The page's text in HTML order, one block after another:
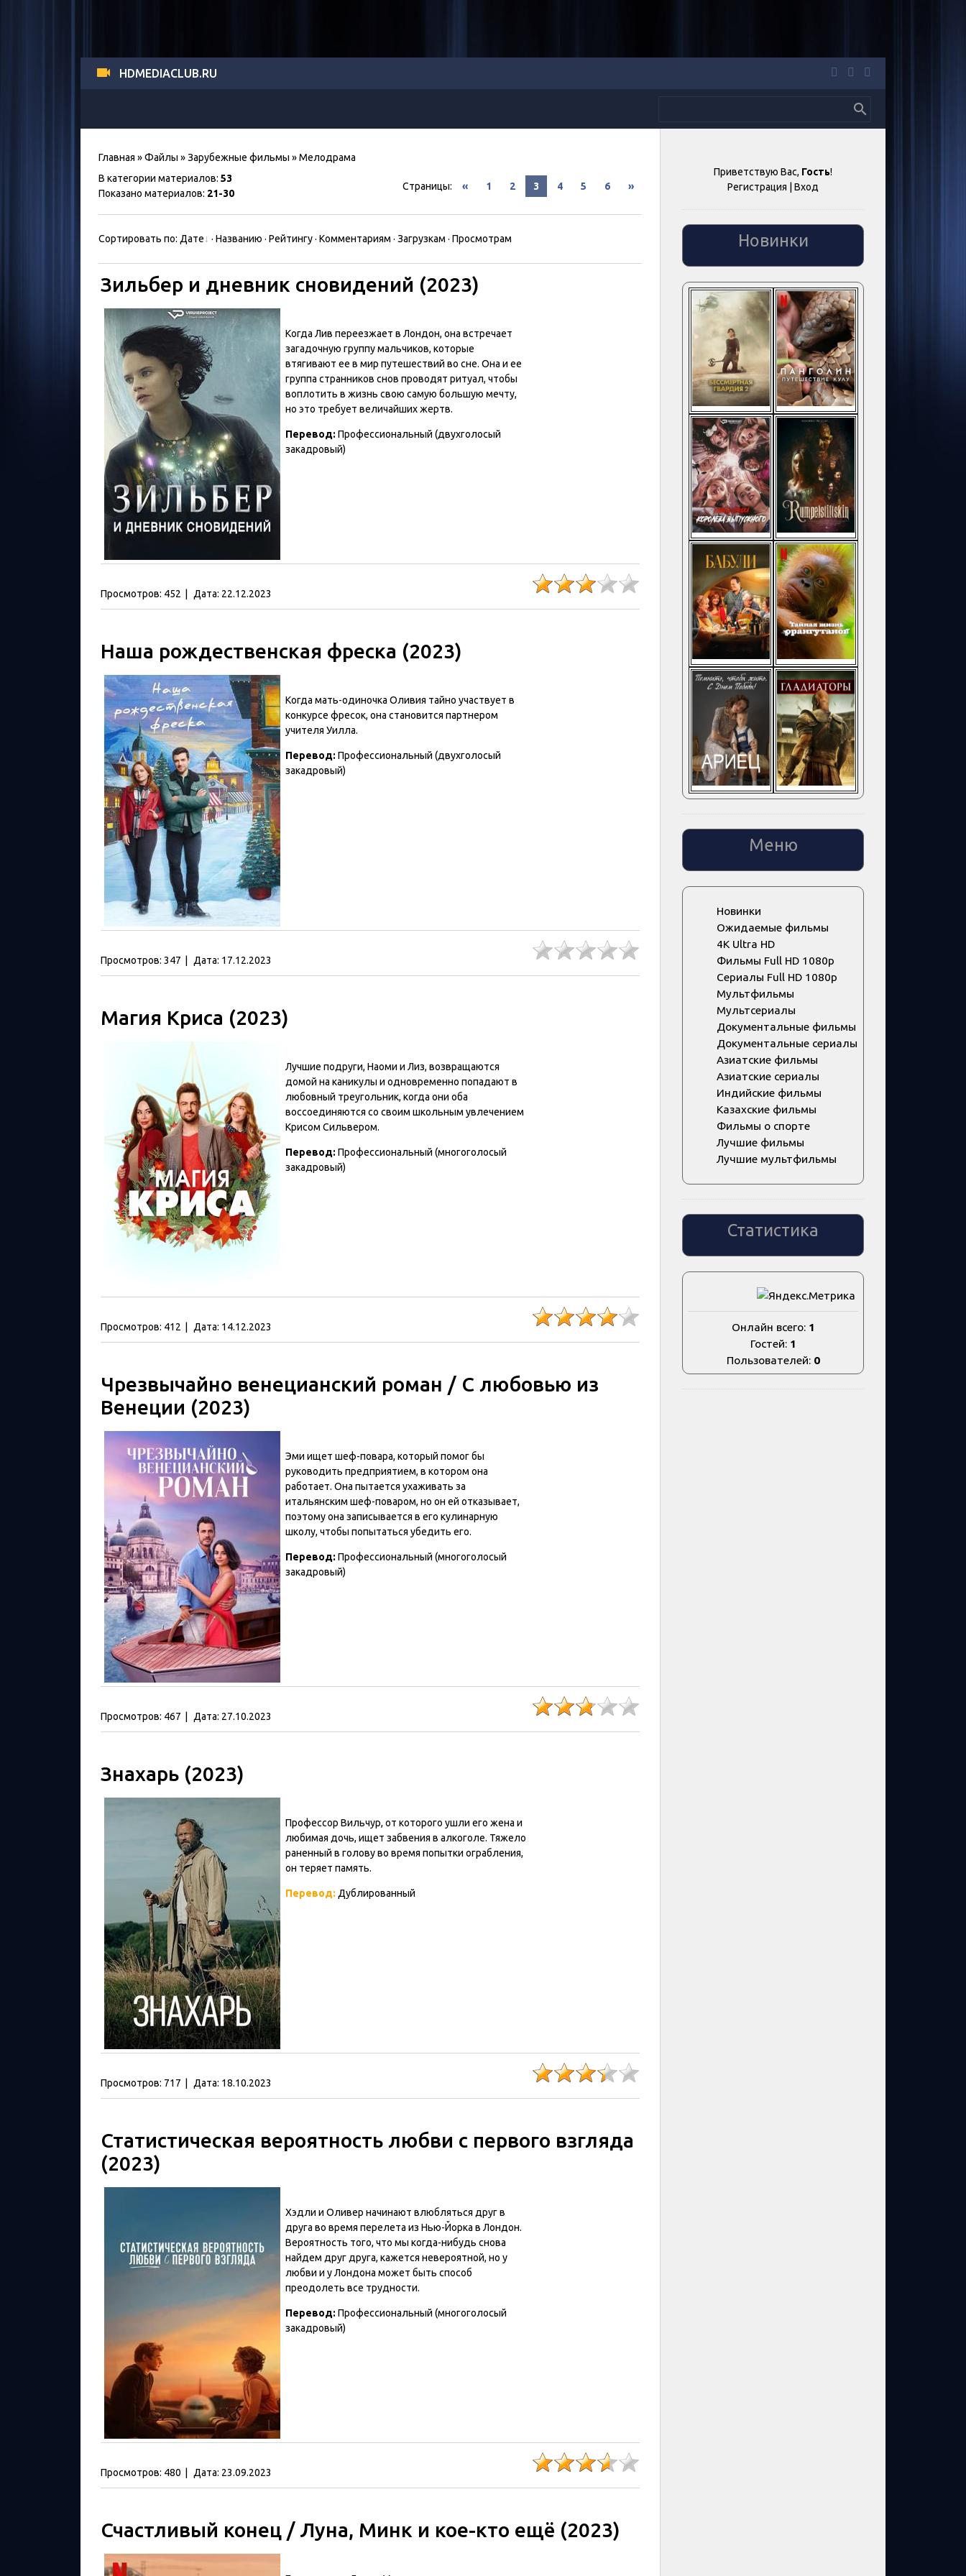
HDMEDIACLUB.RU
Главная »Файлы »Зарубежные фильмы » Мелодрама
В категории материалов: 53
Показано материалов: 21-30
Страницы: « 1 2 3 4 5 6 »
Сортировать по: Дате · Названию · Рейтингу· Комментариям · Загрузкам · Просмотрам
Зильбер и дневник сновидений (2023)
Когда Лив переезжает в Лондон, она встречает
загадочную группу мальчиков, которые
втягивают ее в мир путешествий во сне. Она и ее
группа странников снов проводят ритуал, чтобы
воплотить в жизнь свою самую большую мечту,
но это требует величайших жертв.
Перевод: Профессиональный (двухголосый
закадровый)
Просмотров: 452 Дата: 22.12.2023
Наша рождественская фреска (2023)
Когда мать-одиночка Оливия тайно участвует в
конкурсе фресок, она становится партнером
учителя Уилла.
Перевод: Профессиональный (двухголосый
закадровый)
Просмотров: 347 Дата: 17.12.2023
Магия Криса (2023)
Лучшие подруги, Наоми и Лиз, возвращаются
домой на каникулы и одновременно попадают в
любовный треугольник, когда они оба
воссоединяются со своим школьным увлечением
Крисом Сильвером.
Перевод: Профессиональный (многоголосый
закадровый)
Просмотров: 412 Дата: 14.12.2023
Чрезвычайно венецианский роман / С любовью из
Венеции (2023)
Эми ищет шеф-повара, который помог бы
руководить предприятием, в котором она
работает. Она пытается ухаживать за
итальянским шеф-поваром, но он ей отказывает,
поэтому она записывается в его кулинарную
школу, чтобы попытаться убедить его.
Перевод: Профессиональный (многоголосый
закадровый)
Просмотров: 467 Дата: 27.10.2023
Знахарь (2023)
Профессор Вильчур, от которого ушли его жена и
любимая дочь, ищет забвения в алкоголе. Тяжело
раненный в голову во время попытки ограбления,
он теряет память.
Перевод: Дублированный
Просмотров: 717 Дата: 18.10.2023
Статистическая вероятность любви с первого взгляда
(2023)
Хэдли и Оливер начинают влюбляться друг в
друга во время перелета из Нью-Йорка в Лондон.
Вероятность того, что мы когда-нибудь снова
найдем друг друга, кажется невероятной, но у
любви и у Лондона может быть способ
преодолеть все трудности.
Перевод: Профессиональный (многоголосый
закадровый)
Просмотров: 480 Дата: 23.09.2023
Счастливый конец / Луна, Минк и кое-кто ещё (2023)
Приветствую Вас, Гость!
Регистрация |Вход
Новинки
Меню
Новинки
Ожидаемые фильмы
4K Ultra HD
Фильмы Full HD 1080p
Сериалы Full HD 1080p
Мультфильмы
Мультсериалы
Документальные фильмы
Документальные сериалы
Азиатские фильмы
Азиатские сериалы
Индийские фильмы
Казахские фильмы
Фильмы о спорте
Лучшие фильмы
Лучшие мультфильмы
Статистика
Онлайн всего: 1
Гостей: 1
Пользователей: 0